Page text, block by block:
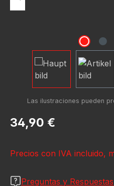
Precio normal:
34,90 €
Precios con IVA incluido,
Preguntas y